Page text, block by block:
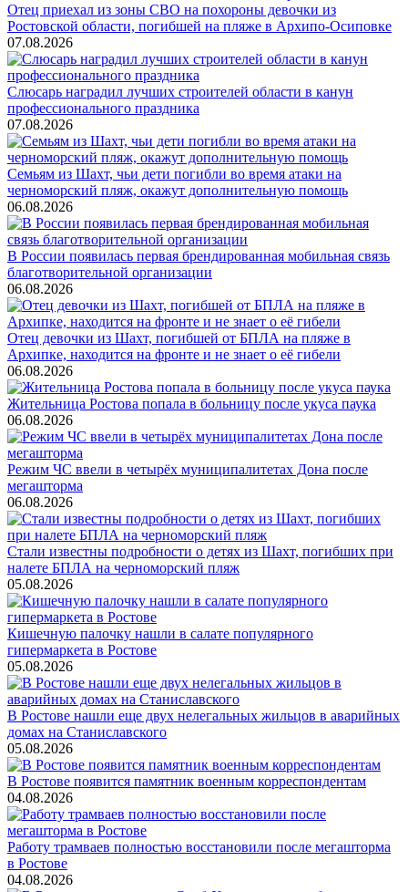
Отец приехал из зоны СВО на похороны девочки из
Ростовской области, погибшей на пляже в Архипо-Осиповке
07.08.2026
Слюсарь наградил лучших строителей области в канун
профессионального праздника
07.08.2026
Семьям из Шахт, чьи дети погибли во время атаки на
черноморский пляж, окажут дополнительную помощь
06.08.2026
В России появилась первая брендированная мобильная связь
благотворительной организации
06.08.2026
Отец девочки из Шахт, погибшей от БПЛА на пляже в
Архипке, находится на фронте и не знает о её гибели
06.08.2026
Жительница Ростова попала в больницу после укуса паука
06.08.2026
Режим ЧС ввели в четырёх муниципалитетах Дона после
мегашторма
06.08.2026
Стали известны подробности о детях из Шахт, погибших при
налете БПЛА на черноморский пляж
05.08.2026
Кишечную палочку нашли в салате популярного
гипермаркета в Ростове
05.08.2026
В Ростове нашли еще двух нелегальных жильцов в аварийных
домах на Станиславского
05.08.2026
В Ростове появится памятник военным корреспондентам
04.08.2026
Работу трамваев полностью восстановили после мегашторма
в Ростове
04.08.2026